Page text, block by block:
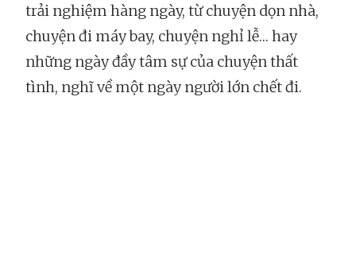
trải nghiệm hàng ngày, từ chuyện dọn nhà,
chuyện đi máy bay, chuyện nghỉ lễ… hay
những ngày đầy tâm sự của chuyện thất
tình, nghĩ về một ngày người lớn chết đi.